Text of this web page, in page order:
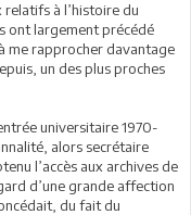
à l’histoire du
ont largement précédé
me rapprocher davantage
un des plus proches
universitaire 1970-
alors secrétaire
l’accès aux archives de
d’une grande affection
du fait du